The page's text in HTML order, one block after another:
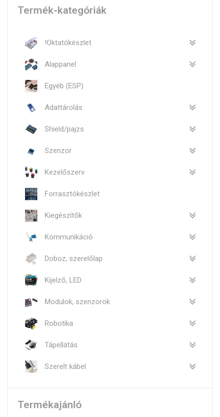
Termék-kategóriák
!Oktatókészlet
Alappanel
Egyéb (ESP)
Adattárolás
Shield/pajzs
Szenzor
Kezelőszerv
Forrasztókészlet
Kiegészítők
Kommunikáció
Doboz, szerelőlap
Kijelző, LED
Modulok, szenzorok
Robotika
Tápellátás
Szerelt kábel
Termékajánló